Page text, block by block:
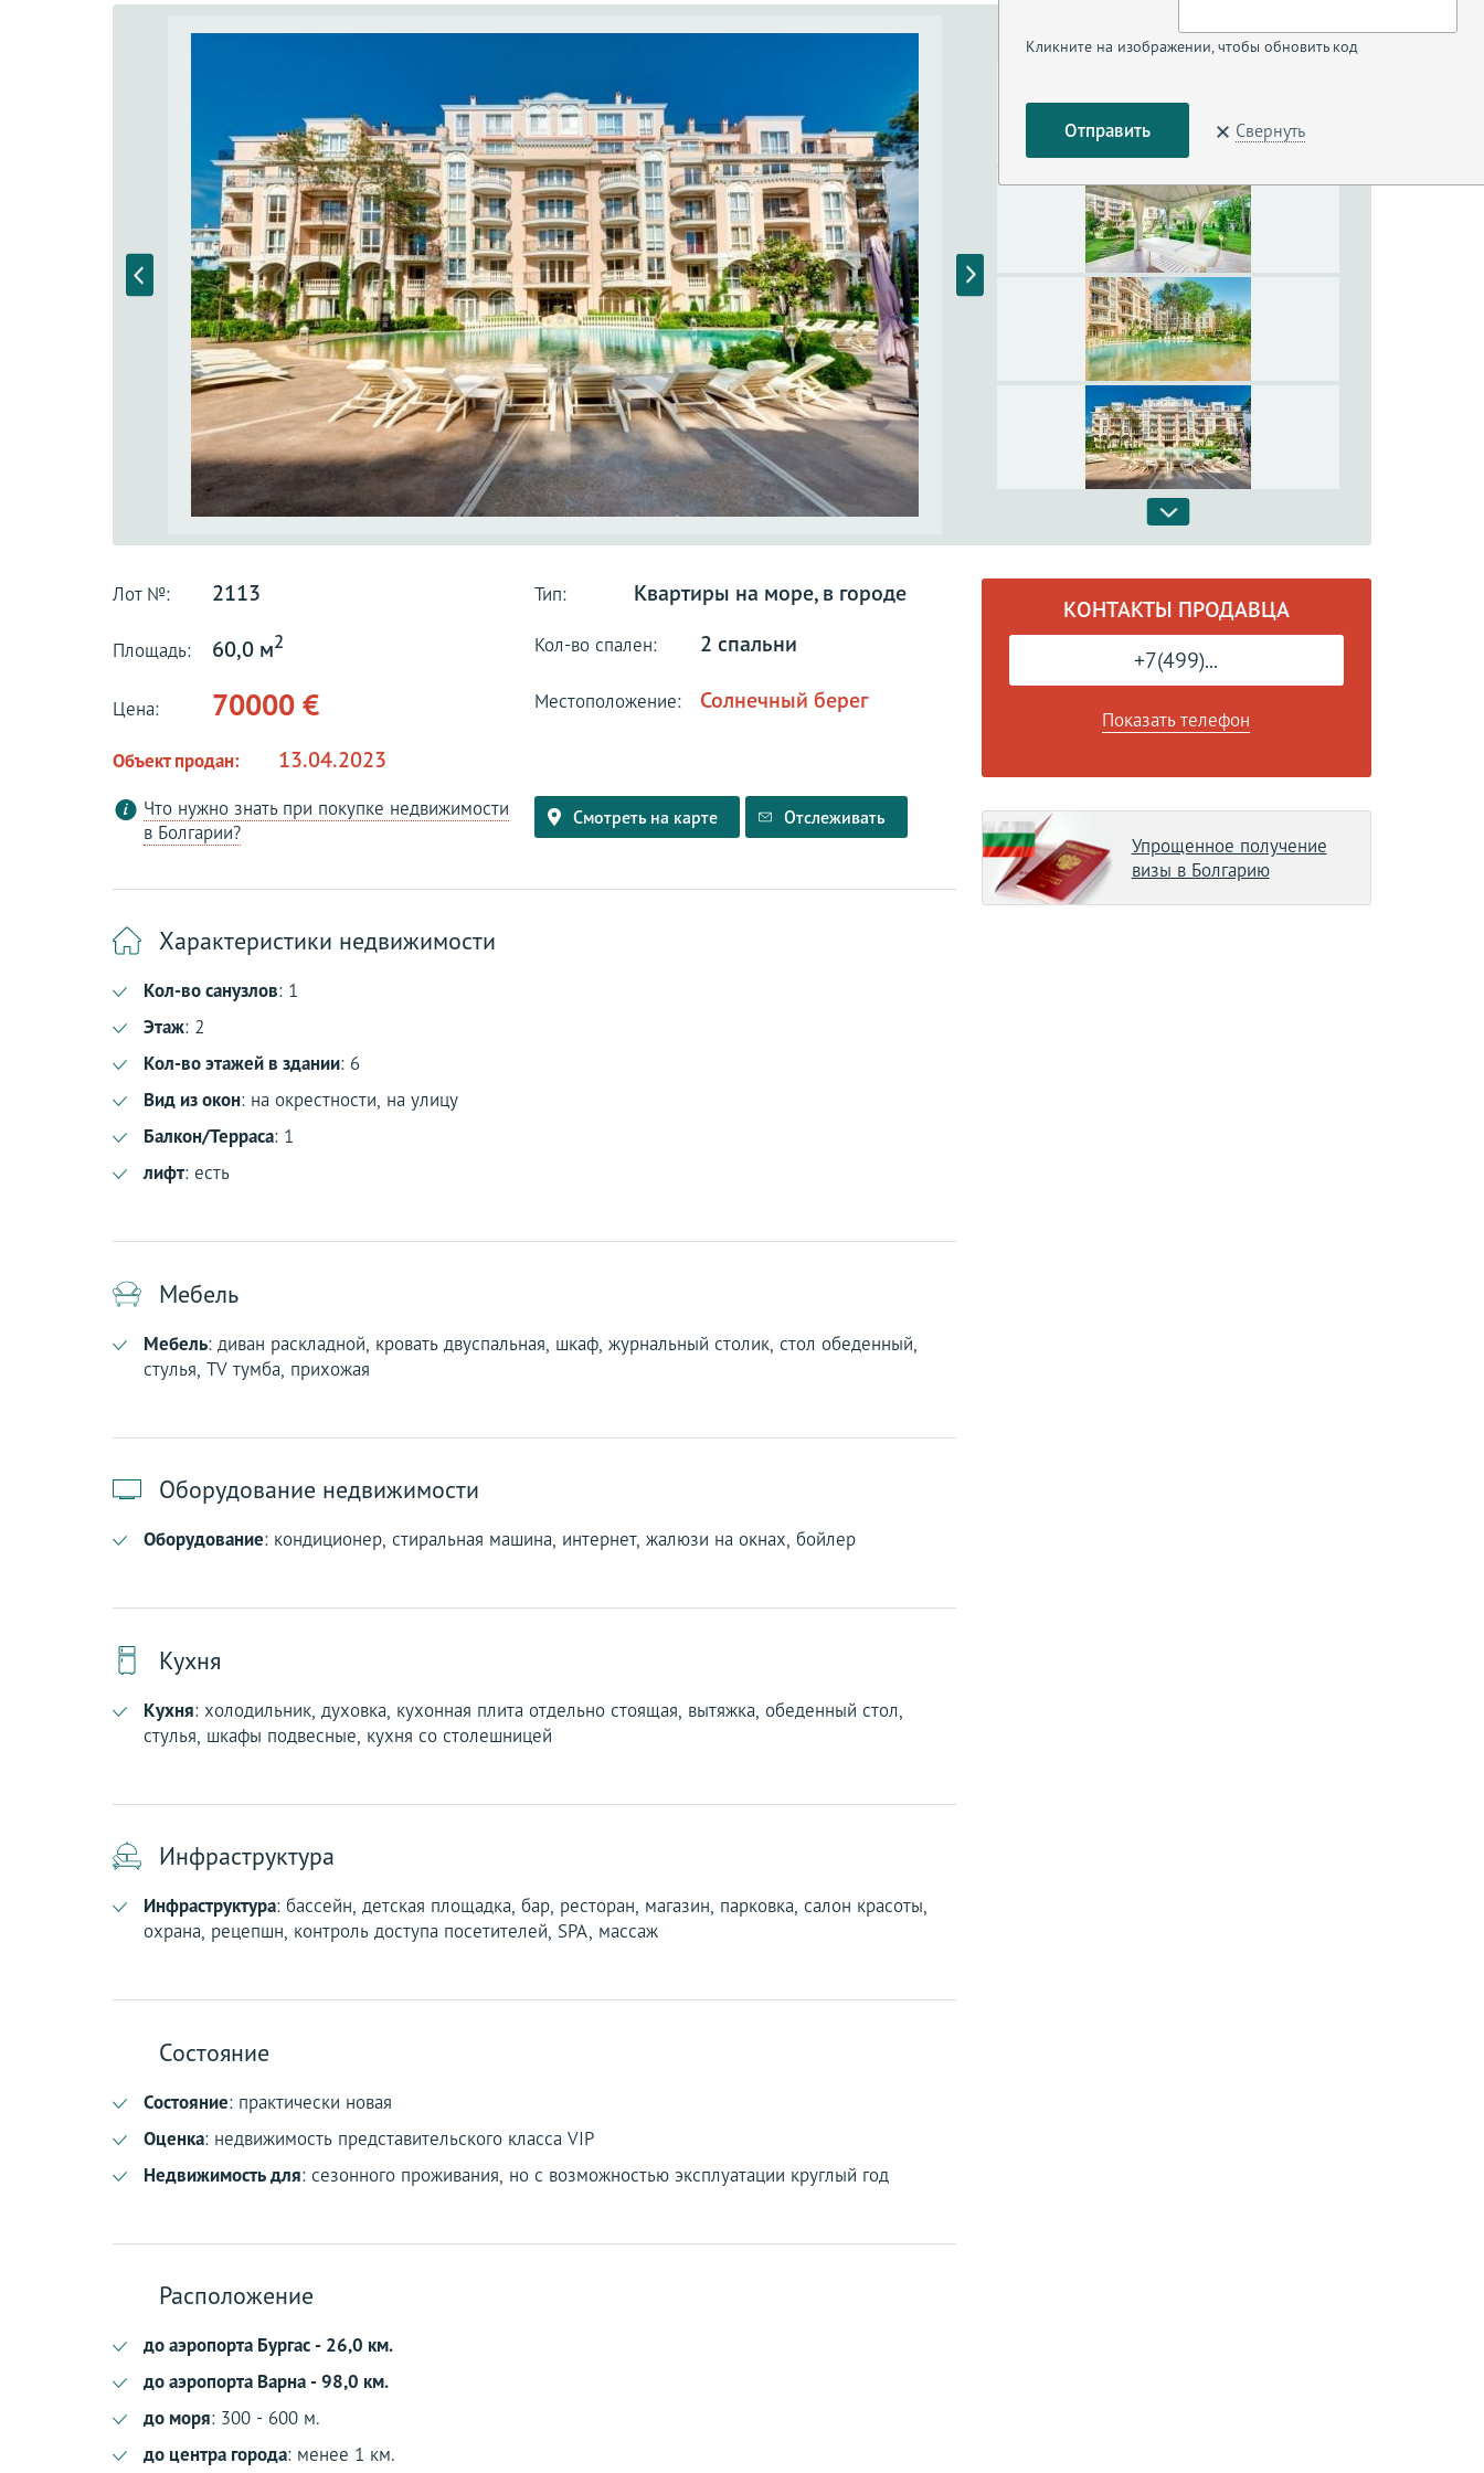
Лот №: 2113 Тип: Квартиры на море, в городе
Площадь: 60,0 м2 Кол-во спален: 2 спальни
Цена: 70000 € Местоположение: Солнечный берег
Объект продан: 13.04.2023
Что нужно знать при покупке недвижимости
в Болгарии?
Смотреть на карте Отслеживать
Характеристики недвижимости
Кол-во санузлов: 1
Этаж: 2
Кол-во этажей в здании: 6
Вид из окон: на окрестности, на улицу
Балкон/Терраса: 1
лифт: есть
Мебель
Мебель: диван раскладной, кровать двуспальная, шкаф, журнальный столик, стол обеденный,
стулья, TV тумба, прихожая
Оборудование недвижимости
Оборудование: кондиционер, стиральная машина, интернет, жалюзи на окнах, бойлер
Кухня
Кухня: холодильник, духовка, кухонная плита отдельно стоящая, вытяжка, обеденный стол,
стулья, шкафы подвесные, кухня со столешницей
Инфраструктура
Инфраструктура: бассейн, детская площадка, бар, ресторан, магазин, парковка, салон красоты,
охрана, рецепшн, контроль доступа посетителей, SPA, массаж
Состояние
Состояние: практически новая
Оценка: недвижимость представительского класса VIP
Недвижимость для: сезонного проживания, но с возможностью эксплуатации круглый год
Расположение
до аэропорта Бургас - 26,0 км.
до аэропорта Варна - 98,0 км.
до моря: 300 - 600 м.
до центра города: менее 1 км.
КОНТАКТЫ ПРОДАВЦА
+7(499)...
Показать телефон
Упрощенное получение
визы в Болгарию
Кликните на изображении, чтобы обновить код
Свернуть